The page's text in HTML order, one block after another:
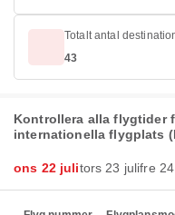
Totalt antal
43
Kontrollera alla flygtider
internationella flygplats
ons 22 julitors 23 julifre